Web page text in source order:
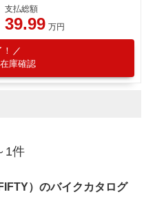
支払総額
39.99 万円
庫確認
1件
）のバイクカタログ